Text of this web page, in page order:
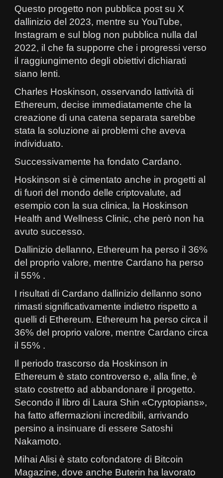
Questo progetto non pubblica post su X
dallinizio del 2023, mentre su YouTube,
Instagram e sul blog non pubblica nulla dal
2022, il che fa supporre che i progressi verso
il raggiungimento degli obiettivi dichiarati
siano lenti.
Charles Hoskinson, osservando lattività di
Ethereum, decise immediatamente che la
creazione di una catena separata sarebbe
stata la soluzione ai problemi che aveva
individuato.
Successivamente ha fondato Cardano.
Hoskinson si è cimentato anche in progetti al
di fuori del mondo delle criptovalute, ad
esempio con la sua clinica, la Hoskinson
Health and Wellness Clinic, che però non ha
avuto successo.
Dallinizio dellanno, Ethereum ha perso il 36%
del proprio valore, mentre Cardano ha perso
il 55% .
I risultati di Cardano dallinizio dellanno sono
rimasti significativamente indietro rispetto a
quelli di Ethereum. Ethereum ha perso circa il
36% del proprio valore, mentre Cardano circa
il 55% .
Il periodo trascorso da Hoskinson in
Ethereum è stato controverso e, alla fine, è
stato costretto ad abbandonare il progetto.
Secondo il libro di Laura Shin «Cryptopians»,
ha fatto affermazioni incredibili, arrivando
persino a insinuare di essere Satoshi
Nakamoto.
Mihai Alisi è stato cofondatore di Bitcoin
Magazine, dove anche Buterin ha lavorato